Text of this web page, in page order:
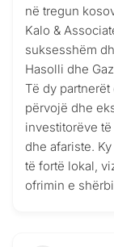
në tregun
Kalo &
suksesshëm
Hasolli dhe
Të dy
përvojë dhe
investitorëve
dhe afariste.
të fortë lokal,
ofrimin e